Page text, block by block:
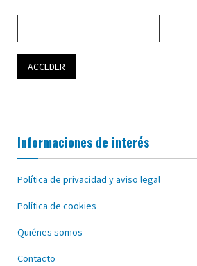
Informaciones de interés
Política de privacidad y aviso legal
Política de cookies
Quiénes somos
Contacto